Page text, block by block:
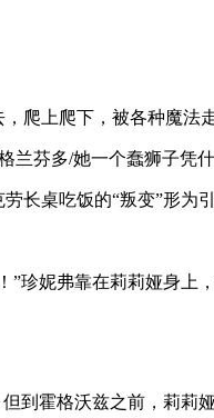
爬上爬下，被各种魔法
芬多/她一个蠢狮子凭什
桌吃饭的“叛变”形为引
珍妮弗靠在莉莉娅身上，
到霍格沃兹之前，莉莉